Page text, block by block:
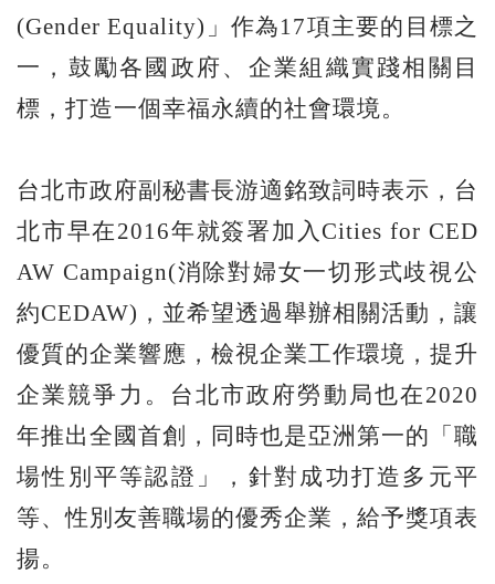
(Gender Equality)」作為17項主要的目標之
一，鼓勵各國政府、企業組織實踐相關目
標，打造一個幸福永續的社會環境。
台北市政府副秘書長游適銘致詞時表示，台
北市早在2016年就簽署加入Cities for CED
AW Campaign(消除對婦女一切形式歧視公
約CEDAW)，並希望透過舉辦相關活動，讓
優質的企業響應，檢視企業工作環境，提升
企業競爭力。台北市政府勞動局也在2020
年推出全國首創，同時也是亞洲第一的「職
場性別平等認證」，針對成功打造多元平
等、性別友善職場的優秀企業，給予獎項表
揚。